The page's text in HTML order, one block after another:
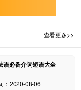
查看更多>>
语必备介词短语大全
：2020-08-06